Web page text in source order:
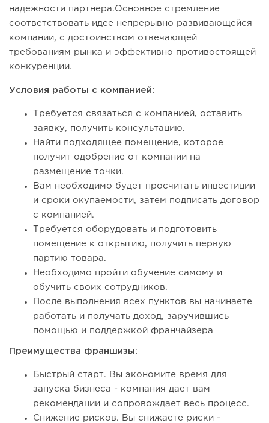
надежности партнера.Основное стремление
соответствовать идее непрерывно развивающейся
компании, с достоинством отвечающей
требованиям рынка и эффективно противостоящей
конкуренции.
Условия работы с компанией:
Требуется связаться с компанией, оставить
заявку, получить консультацию.
Найти подходящее помещение, которое
получит одобрение от компании на
размещение точки.
Вам необходимо будет просчитать инвестиции
и сроки окупаемости, затем подписать договор
с компанией.
Требуется оборудовать и подготовить
помещение к открытию, получить первую
партию товара.
Необходимо пройти обучение самому и
обучить своих сотрудников.
После выполнения всех пунктов вы начинаете
работать и получать доход, заручившись
помощью и поддержкой франчайзера
Преимущества франшизы:
Быстрый старт. Вы экономите время для
запуска бизнеса - компания дает вам
рекомендации и сопровождает весь процесс.
Снижение рисков. Вы снижаете риски -